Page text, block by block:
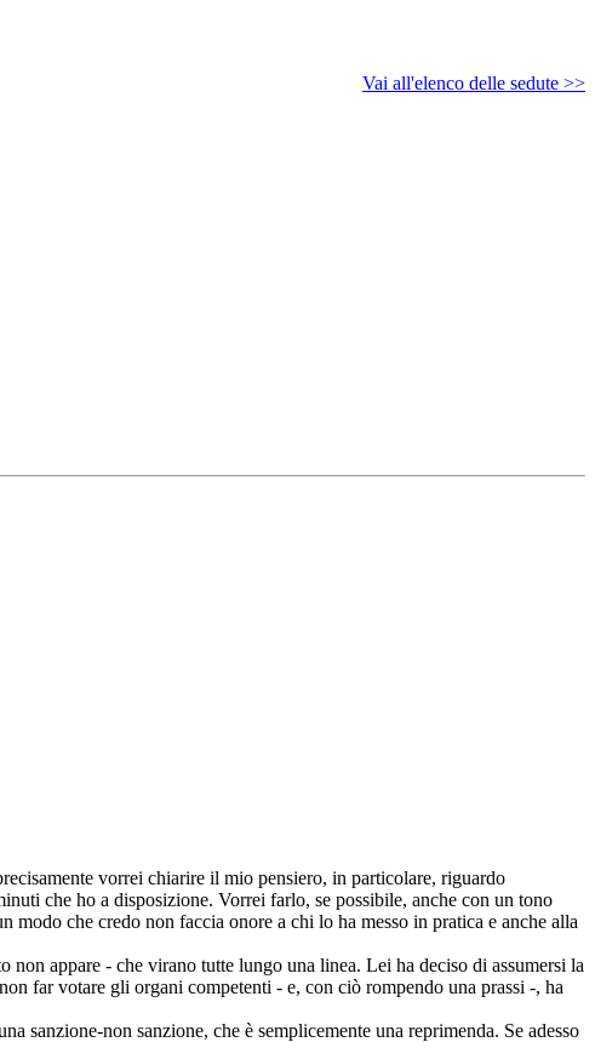
Vai all'elenco delle sedute >>
vorrei chiarire il mio pensiero, in particolare, riguardo
che ho a disposizione. Vorrei farlo, se possibile, anche con un tono
che credo non faccia onore a chi lo ha messo in pratica e anche alla
appare - che virano tutte lungo una linea. Lei ha deciso di assumersi la
far votare gli organi competenti - e, con ciò rompendo una prassi -, ha
sanzione-non sanzione, che è semplicemente una reprimenda. Se adesso